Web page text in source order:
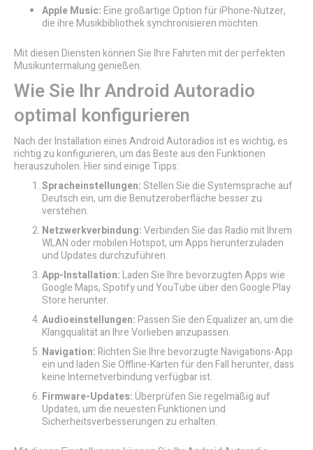
Apple Music:Eine großartige Option für iPhone-Nutzer,
die ihre Musikbibliothek synchronisieren möchten.
Mit diesen Diensten können Sie Ihre Fahrten mit der perfekten
Musikuntermalung genießen.
Wie Sie Ihr Android Autoradio
optimal konfigurieren
Nach der Installation eines Android Autoradios ist es wichtig, es
richtig zu konfigurieren, um das Beste aus den Funktionen
herauszuholen. Hier sind einige Tipps:
Spracheinstellungen:Stellen Sie die Systemsprache auf
Deutsch ein, um die Benutzeroberfläche besser zu
verstehen.
Netzwerkverbindung:Verbinden Sie das Radio mit Ihrem
WLAN oder mobilen Hotspot, um Apps herunterzuladen
und Updates durchzuführen.
App-Installation:Laden Sie Ihre bevorzugten Apps wie
Google Maps, Spotify und YouTube über den Google Play
Store herunter.
Audioeinstellungen:Passen Sie den Equalizer an, um die
Klangqualität an Ihre Vorlieben anzupassen.
Navigation:Richten Sie Ihre bevorzugte Navigations-App
ein und laden Sie Offline-Karten für den Fall herunter, dass
keine Internetverbindung verfügbar ist.
Firmware-Updates:Überprüfen Sie regelmäßig auf
Updates, um die neuesten Funktionen und
Sicherheitsverbesserungen zu erhalten.